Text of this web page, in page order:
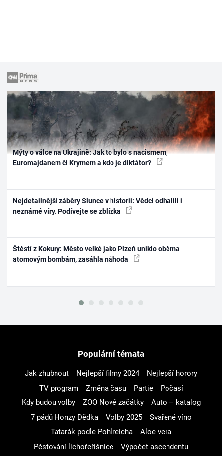
Mýty o válce na Ukrajině: Jak to bylo s nacismem,
Euromajdanem či Krymem a kdo je diktátor?
Nejdetailnější záběry Slunce v historii: Vědci odhalili i
neznámé víry. Podívejte se zblízka
Štěstí z Kokury: Město velké jako Plzeň uniklo oběma
atomovým bombám, zasáhla náhoda
Populární témata
Jak zhubnout Nejlepší filmy 2024
Nejlepší horory
TV program
Změna času Partie
Počasí
Kdy budou volby
ZOO Nové začátky
Auto – katalog
7 pádů Honzy Dědka
Volby 2025
Svařené víno
Tatarák podle Pohlreicha
Aloe vera
Pěstování lichořeřišnice
Výpočet ascendentu